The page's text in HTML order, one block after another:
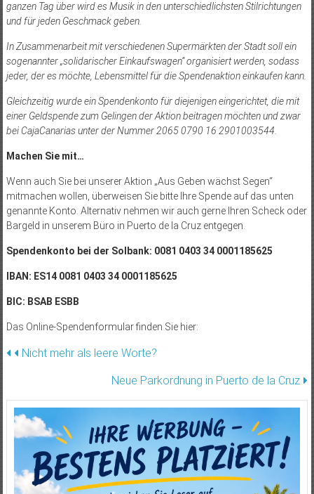
ganzen Tag über wird es Musik in den unterschiedlichsten Stilrichtungen
und für jeden Geschmack geben.
In Zusammenarbeit mit verschiedenen Supermärkten der Stadt soll ein
sogenannter „solidarischer Einkaufswagen“ organisiert werden, sodass
jeder, der es möchte, Lebensmittel für die Spendenaktion einkaufen kann.
Gleichzeitig wurde ein Spendenkonto für diejenigen eingerichtet, die mit
einer Geldspende zum Gelingen der Aktion beitragen möchten und zwar
bei CajaCanarias unter der Nummer 2065 0790 16 2901003544.
Machen Sie mit…
Wenn auch Sie bei unserer Aktion „Aus Geben wächst Segen“
mitmachen wollen, überweisen Sie bitte Ihre Spende auf das unten
genannte Konto. Alternativ nehmen wir auch gerne Ihren Scheck oder
Bargeld in unserem Büro in Puerto de la Cruz entgegen.
Spendenkonto bei der Solbank: 0081 0403 34 0001185625
IBAN: ES14 0081 0403 34 0001185625
BIC: BSAB ESBB
Das Online-Spendenformular finden Sie hier:
Beitragsnavigation
Nicht mehr als leere Worte?
Neue Parkordnung in Puerto de la Cruz